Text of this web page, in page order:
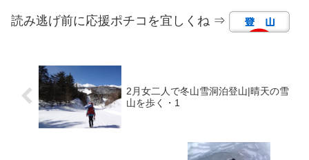
読み逃げ前に応援ポチコを宜しくね ⇒
2月女二人で冬山雪洞泊登山|晴天の雪
山を歩く・1